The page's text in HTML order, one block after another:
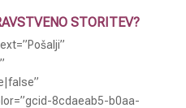
STORITEV?
8cdaeab5-b0aa-